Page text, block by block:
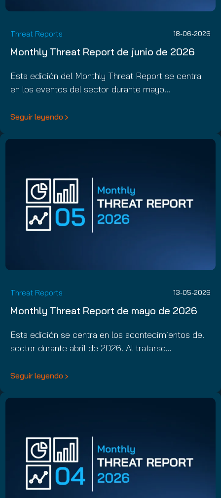
Threat Reports 18-06-2026
Monthly Threat Report de junio de 2026
Esta edición del Monthly Threat Report se centra
en los eventos del sector durante mayo…
Seguir leyendo
Threat Reports 13-05-2026
Monthly Threat Report de mayo de 2026
Esta edición se centra en los acontecimientos del
sector durante abril de 2026. Al tratarse…
Seguir leyendo